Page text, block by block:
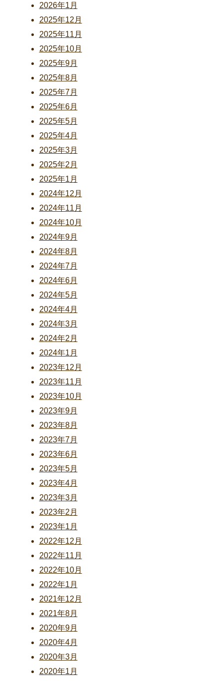
2026年1月
2025年12月
2025年11月
2025年10月
2025年9月
2025年8月
2025年7月
2025年6月
2025年5月
2025年4月
2025年3月
2025年2月
2025年1月
2024年12月
2024年11月
2024年10月
2024年9月
2024年8月
2024年7月
2024年6月
2024年5月
2024年4月
2024年3月
2024年2月
2024年1月
2023年12月
2023年11月
2023年10月
2023年9月
2023年8月
2023年7月
2023年6月
2023年5月
2023年4月
2023年3月
2023年2月
2023年1月
2022年12月
2022年11月
2022年10月
2022年1月
2021年12月
2021年8月
2020年9月
2020年4月
2020年3月
2020年1月